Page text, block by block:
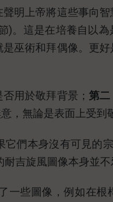
明上帝將這些事向
)。這是在培養自以
巫術和拜偶像。更
用於敬拜背景； 第二
，無論是表面上受到
們本身沒有可見的
吉旋風圖像本身並不
一些圖像，例如在根